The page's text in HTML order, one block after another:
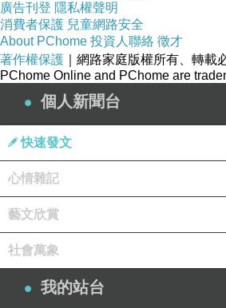
廣告刊登 隱私權聲明
消費者保護 兒童網路安全
About PChome 投資人聯絡 徵才
著作權保護 ｜網路家庭版權所有、轉載
PChome Online and PChome are
個人新聞台
快速發文
心情雜記
藝文欣賞
社會萬象
我的站台